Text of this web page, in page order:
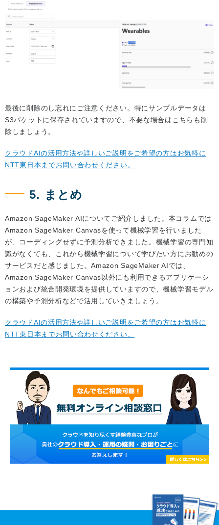
最後に削除のし忘れにご注意ください。特にサンプルデータは
S3バケットに保存されていますので、不要な場合はこちらも削
除しましょう。
クラウドAIの活用方法や詳しいご説明をご希望の方はお気軽に
NTT東日本までお問い合わせください。
5. まとめ
Amazon SageMaker AIについてご紹介しました。本コラムでは
Amazon SageMaker Canvasを使って機械学習を行いました
が、コーディングせずに予測分析できました。機械学習の専門知
識がなくても、これから機械学習について学びたい方にお勧めの
サービスだと感じました。Amazon SageMaker AIでは、
Amazon SageMaker Canvas以外にも利用できるアプリケーシ
ョンおよび統合開発環境を提供していますので、機械学習モデル
の構築や予測分析などで活用していきましょう。
クラウドAIの活用方法や詳しいご説明をご希望の方はお気軽に
NTT東日本までお問い合わせください。